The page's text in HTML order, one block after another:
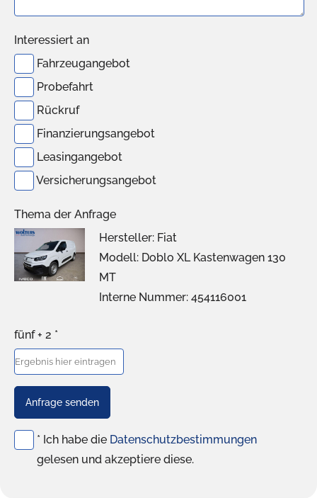
Interessiert an
Fahrzeugangebot
Probefahrt
Rückruf
Finanzierungsangebot
Leasingangebot
Versicherungsangebot
Thema der Anfrage
Hersteller: Fiat
Modell: Doblo XL Kastenwagen 130
MT
Interne Nummer: 454116001
fünf + 2 *
Anfrage senden
* Ich habe die Datenschutzbestimmungen
gelesen und akzeptiere diese.